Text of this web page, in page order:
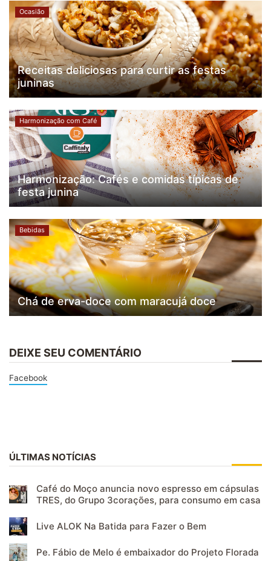
Ocasião
Receitas deliciosas para curtir as festas
juninas
Harmonização com Café
Harmonização: Cafés e comidas típicas de
festa junina
Bebidas
Chá de erva-doce com maracujá doce
DEIXE SEU COMENTÁRIO
Facebook
ÚLTIMAS NOTÍCIAS
Café do Moço anuncia novo espresso em cápsulas
TRES, do Grupo 3corações, para consumo em casa
Live ALOK Na Batida para Fazer o Bem
Pe. Fábio de Melo é embaixador do Projeto Florada